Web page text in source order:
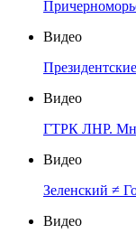
Видео
Видео
ГТРК ЛНР.
Видео
Зеленский ≠
Видео